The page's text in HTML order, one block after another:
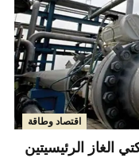
اقتصاد وطاقة
الغاز الرئيسيتين